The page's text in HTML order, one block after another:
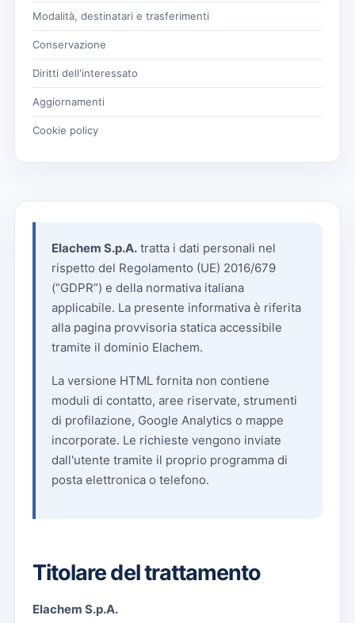
Modalità, destinatari e trasferimenti
Conservazione
Diritti dell'interessato
Aggiornamenti
Cookie policy
Elachem S.p.A. tratta i dati personali nel
rispetto del Regolamento (UE) 2016/679
(“GDPR”) e della normativa italiana
applicabile. La presente informativa è riferita
alla pagina provvisoria statica accessibile
tramite il dominio Elachem.
La versione HTML fornita non contiene
moduli di contatto, aree riservate, strumenti
di profilazione, Google Analytics o mappe
incorporate. Le richieste vengono inviate
dall'utente tramite il proprio programma di
posta elettronica o telefono.
Titolare del trattamento
Elachem S.p.A.